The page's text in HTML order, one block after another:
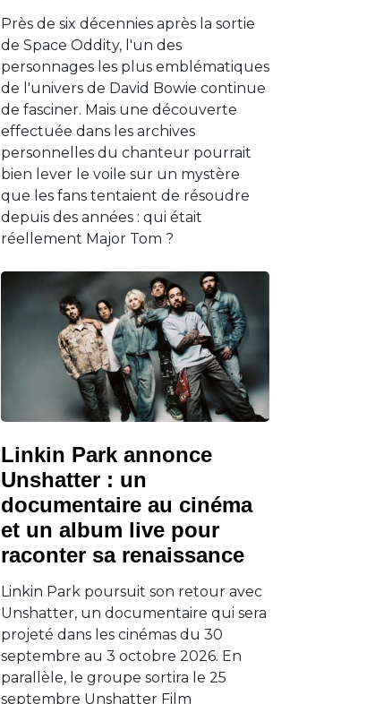
Près de six décennies après la sortie
de Space Oddity, l'un des
personnages les plus emblématiques
de l'univers de David Bowie continue
de fasciner. Mais une découverte
effectuée dans les archives
personnelles du chanteur pourrait
bien lever le voile sur un mystère
que les fans tentaient de résoudre
depuis des années : qui était
réellement Major Tom ?
Linkin Park annonce
Unshatter : un
documentaire au cinéma
et un album live pour
raconter sa renaissance
Linkin Park poursuit son retour avec
Unshatter, un documentaire qui sera
projeté dans les cinémas du 30
septembre au 3 octobre 2026. En
parallèle, le groupe sortira le 25
septembre Unshatter Film